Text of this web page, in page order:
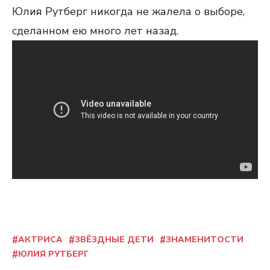
Юлия Рутберг никогда не жалела о выборе,
сделанном ею много лет назад.
АКТРИСА ЗВЁЗДНЫЕ ДЕТИ
ЗНАМЕНИТОСТИ
ЮЛИЯ РУТБЕРГ